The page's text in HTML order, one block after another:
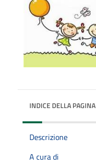
INDICE DELLA PAGINA
Descrizione
A cura di